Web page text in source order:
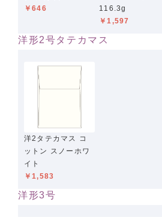
￥646
116.3g
￥1,597
洋形2号タテカマス
洋2タテカマス コ
ットン スノーホワ
イト
￥1,583
洋形3号